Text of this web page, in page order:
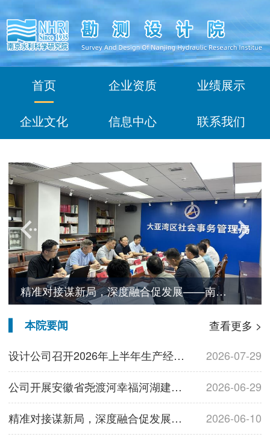
首页 企业资质 业绩展示
企业文化 信息中心 联系我们
我公司荣获雄安集团生态建设公司“优秀勘察设计单位”称号
本院要闻
查看更多 >
设计公司召开2026年上半年生产经营总结会
2026-07-29
公司开展安徽省尧渡河幸福河湖建设EPC工程总承包项目安全生产检查工作 2026-06-29
精准对接谋新局，深度融合促发展——南京水科院瑞迪科技集团设计公司柯敏勇总经理率队赴广东开展专项调研 2026-06-10